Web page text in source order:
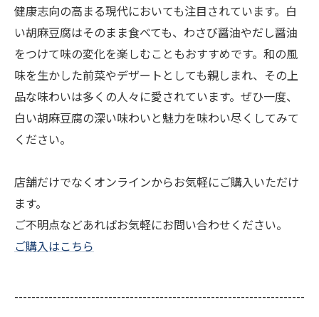
健康志向の高まる現代においても注目されています。白
い胡麻豆腐はそのまま食べても、わさび醤油やだし醤油
をつけて味の変化を楽しむこともおすすめです。和の風
味を生かした前菜やデザートとしても親しまれ、その上
品な味わいは多くの人々に愛されています。ぜひ一度、
白い胡麻豆腐の深い味わいと魅力を味わい尽くしてみて
ください。
店舗だけでなくオンラインからお気軽にご購入いただけ
ます。
ご不明点などあればお気軽にお問い合わせください。
ご購入はこちら
--------------------------------------------------------------------